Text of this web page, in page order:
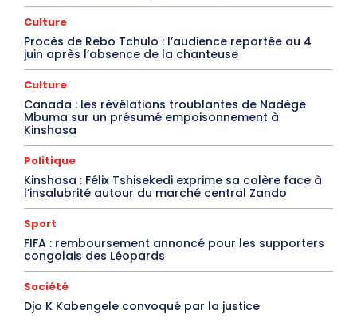
Culture
Procès de Rebo Tchulo : l’audience reportée au 4
juin après l’absence de la chanteuse
Culture
Canada : les révélations troublantes de Nadège
Mbuma sur un présumé empoisonnement à
Kinshasa
Politique
Kinshasa : Félix Tshisekedi exprime sa colère face à
l’insalubrité autour du marché central Zando
Sport
FIFA : remboursement annoncé pour les supporters
congolais des Léopards
Société
Djo K Kabengele convoqué par la justice